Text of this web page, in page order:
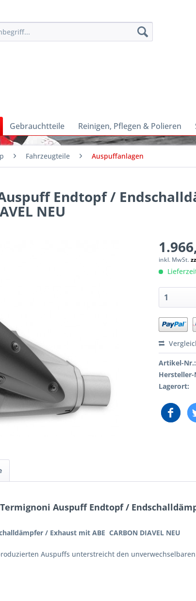
Gebrauchtteile Reinigen, Pflegen & Polieren
Fahrzeugteile Auspuffanlagen
Endtopf /
NEU
inkl. MwSt.
Artikel-Nr.:
Hersteller-
Lagerort:
Auspuff Endtopf /
/ Exhaust mit ABE CARBON DIAVEL NEU
Auspuffs unterstreicht den